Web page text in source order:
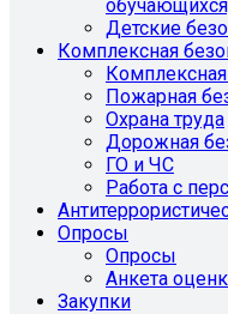
Детские
Комплексная
Пожарная
Охрана труда
Дорожная
ГО и ЧС
Работа с
Опросы
Опросы
Анкета
Закупки